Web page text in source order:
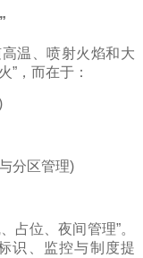
温、喷射火焰和大
”，而在于：
分区管理)
占位、夜间管理”。
识、监控与制度提